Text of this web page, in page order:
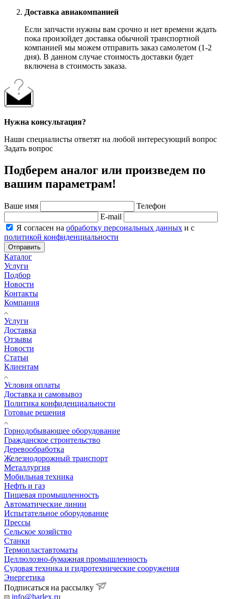
Доставка авиакомпанией
Если запчасти нужны вам срочно и нет времени ждать
пока произойдет доставка обычной транспортной
компанией мы можем отправить заказ самолетом (1-2
дня). В данном случае стоимость доставки будет
включена в стоимость заказа.
Нужна консультация?
Наши специалисты ответят на любой интересующий вопрос
Задать вопрос
Подберем аналог или произведем по
вашим параметрам!
Ваше имя
Телефон
E-mail
Я согласен на обработку персональных данных и с
политикой конфиденциальности
Отправить
Каталог
Услуги
Подбор
Новости
Контакты
Компания
Услуги
Доставка
Отзывы
Новости
Статьи
Клиентам
Условия оплаты
Доставка и самовывоз
Политика конфиденциальности
Готовые решения
Горнодобывающее оборудование
Гражданское строительство
Деревообработка
Железнодорожный транспорт
Металлургия
Мобильная техника
Нефть и газ
Пищевая промышленность
Автоматические линии
Испытательное оборудование
Прессы
Сельское хозяйство
Станки
Термопластавтоматы
Целлюлозно-бумажная промышленность
Судовая техника и гидротехнические сооружения
Энергетика
Подписаться на рассылку
info@harlex.ru